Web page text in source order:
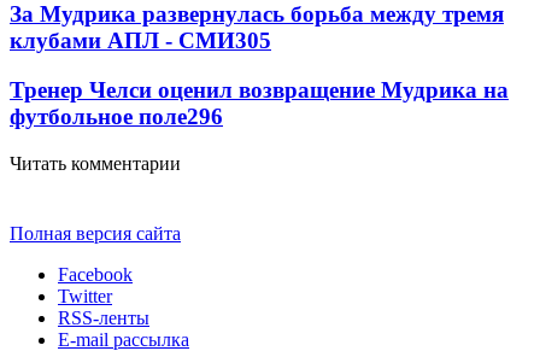
За Мудрика развернулась борьба между тремя
клубами АПЛ - СМИ305
Тренер Челси оценил возвращение Мудрика на
футбольное поле296
Читать комментарии
Полная версия сайта
Facebook
Twitter
RSS-ленты
E-mail рассылка